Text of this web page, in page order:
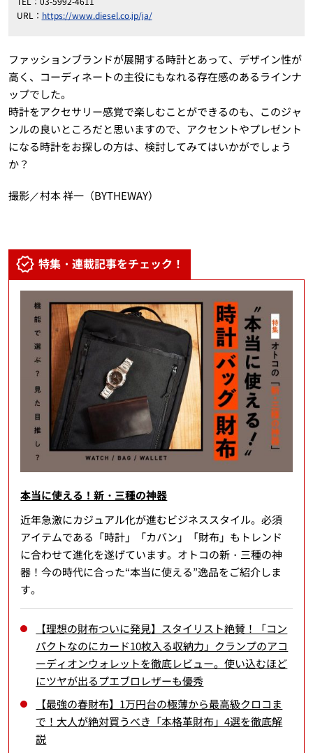
URL： https://www.diesel.co.jp/ja/
ファッションブランドが展開する時計とあって、デザイン性が
高く、コーディネートの主役にもなれる存在感のあるラインナ
ップでした。
時計をアクセサリー感覚で楽しむことができるのも、このジャ
ンルの良いところだと思いますので、アクセントやプレゼント
になる時計をお探しの方は、検討してみてはいかがでしょう
か？
撮影／村本 祥一（BYTHEWAY）
特集・連載記事をチェック！
本当に使える！新・三種の神器
近年急激にカジュアル化が進むビジネススタイル。必須
アイテムである「時計」「カバン」「財布」もトレンド
に合わせて進化を遂げています。オトコの新・三種の神
器！今の時代に合った“本当に使える”逸品をご紹介しま
す。
【理想の財布ついに発見】スタイリスト絶賛！「コン
パクトなのにカード10枚入る収納力」クランプのアコ
ーディオンウォレットを徹底レビュー。使い込むほど
にツヤが出るプエブロレザーも優秀
【最強の春財布】1万円台の極薄から最高級クロコま
で！大人が絶対買うべき「本格革財布」4選を徹底解
説